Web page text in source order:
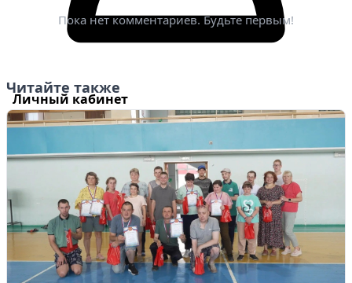
Личный кабинет
Управляйте объявлениями, отслеживайте
публикации и получайте сообщения
Войти или зарегистрироваться
Пока нет комментариев. Будьте первым!
Читайте также